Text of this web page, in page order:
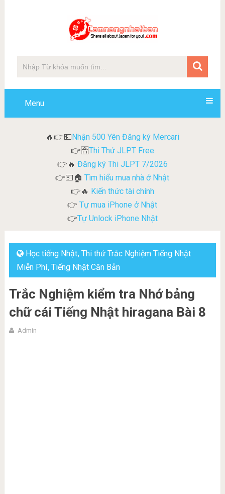
Menu
🔥👉💵Nhận 500 Yên Đăng ký Mercari
👉🈴Thi Thử JLPT Free
👉🔥 Đăng ký Thi JLPT 7/2026
👉💵🏠Tìm hiểu mua nhà ở Nhật
👉🔥 Kiến thức tài chính
👉 Tự mua iPhone ở Nhật
👉Tự Unlock iPhone Nhật
Học tiếng Nhật, Thi thử Trắc Nghiệm Tiếng Nhật
Miễn Phí, Tiếng Nhật Căn Bản
Trắc Nghiệm kiểm tra Nhớ bảng
chữ cái Tiếng Nhật hiragana Bài 8
Admin